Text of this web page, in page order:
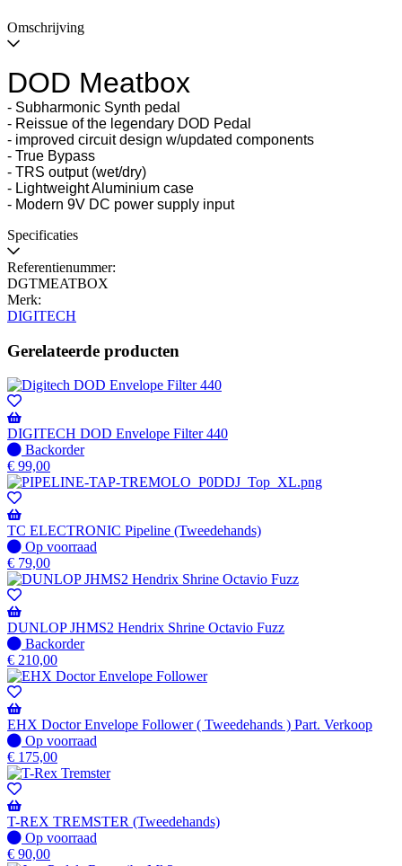
Omschrijving
DOD Meatbox
- Subharmonic Synth pedal
- Reissue of the legendary DOD Pedal
- improved circuit design w/updated components
- True Bypass
- TRS output (wet/dry)
- Lightweight Aluminium case
- Modern 9V DC power supply input
Specificaties
Referentienummer:
DGTMEATBOX
Merk:
DIGITECH
Gerelateerde producten
DIGITECH DOD Envelope Filter 440
Niet
op
voorraad
-
Wordt
verzonden
wanneer
beschikbaar
Backorder
€ 99,00
TC ELECTRONIC Pipeline (Tweedehands)
Op
voorraad
Op voorraad
€ 79,00
DUNLOP JHMS2 Hendrix Shrine Octavio Fuzz
Niet
op
voorraad
-
Wordt
verzonden
wanneer
beschikbaar
Backorder
€ 210,00
EHX Doctor Envelope Follower ( Tweedehands ) Part. Verkoop
Op
voorraad
Op voorraad
€ 175,00
T-REX TREMSTER (Tweedehands)
Op
voorraad
Op voorraad
€ 90,00